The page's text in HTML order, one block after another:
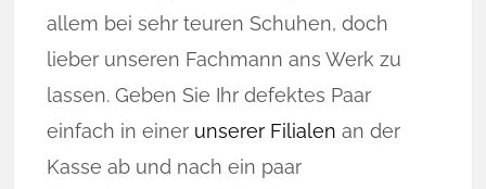
allem bei sehr teuren Schuhen, doch
lieber unseren Fachmann ans Werk zu
lassen. Geben Sie Ihr defektes Paar
einfach in einer unserer Filialen an der
Kasse ab und nach ein paar